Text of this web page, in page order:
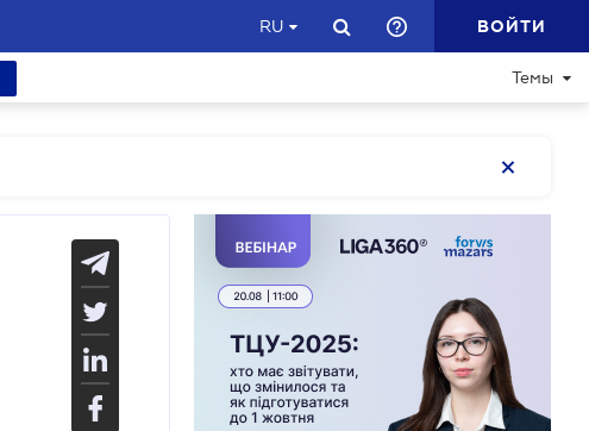
RU ВОЙТИ
Темы